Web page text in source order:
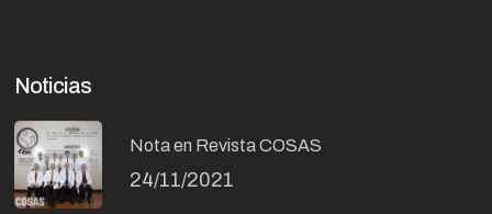
Noticias
Nota en Revista COSAS
24/11/2021